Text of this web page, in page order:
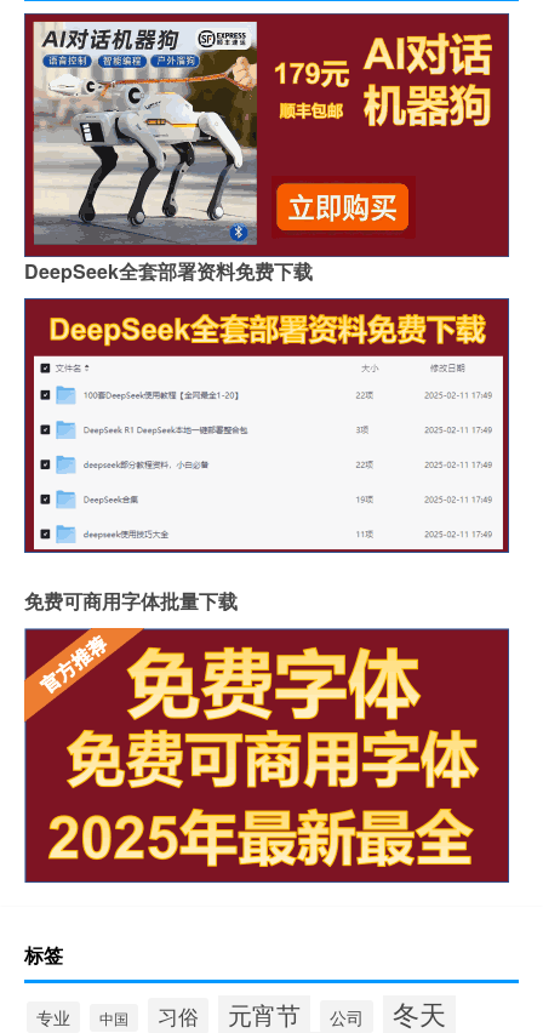
DeepSeek全套部署资料免费下载
免费可商用字体批量下载
标签
专业 中国 习俗 元宵节 公司 冬天